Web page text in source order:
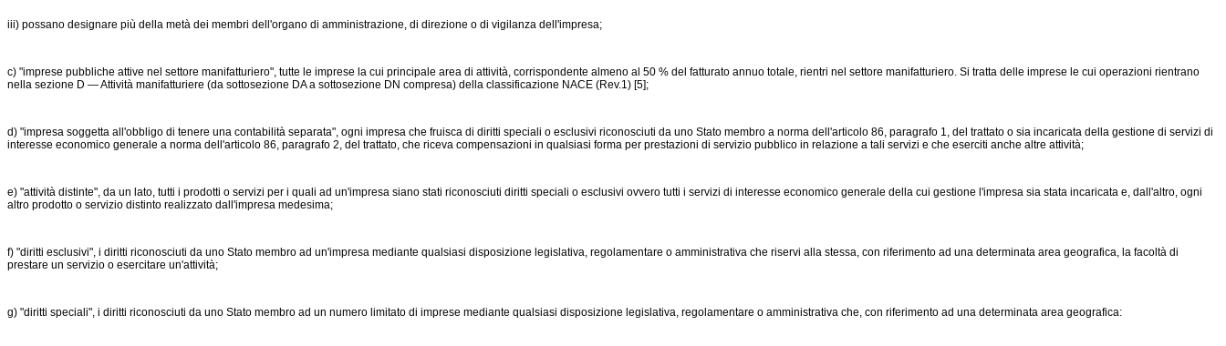
iii) possano designare più della metà dei membri dell'organo di amministrazione, di direzione o di vigilanza dell'impresa;
c) "imprese pubbliche attive nel settore manifatturiero", tutte le imprese la cui principale area di attività, corrispondente almeno al 50 % del fatturato annuo totale, rientri nel settore manifatturiero. Si tratta delle imprese le cui operazioni rientrano
nella sezione D — Attività manifatturiere (da sottosezione DA a sottosezione DN compresa) della classificazione NACE (Rev.1) [5];
d) "impresa soggetta all'obbligo di tenere una contabilità separata", ogni impresa che fruisca di diritti speciali o esclusivi riconosciuti da uno Stato membro a norma dell'articolo 86, paragrafo 1, del trattato o sia incaricata della gestione di servizi di
interesse economico generale a norma dell'articolo 86, paragrafo 2, del trattato, che riceva compensazioni in qualsiasi forma per prestazioni di servizio pubblico in relazione a tali servizi e che eserciti anche altre attività;
e) "attività distinte", da un lato, tutti i prodotti o servizi per i quali ad un'impresa siano stati riconosciuti diritti speciali o esclusivi ovvero tutti i servizi di interesse economico generale della cui gestione l'impresa sia stata incaricata e, dall'altro, ogni
altro prodotto o servizio distinto realizzato dall'impresa medesima;
f) "diritti esclusivi", i diritti riconosciuti da uno Stato membro ad un'impresa mediante qualsiasi disposizione legislativa, regolamentare o amministrativa che riservi alla stessa, con riferimento ad una determinata area geografica, la facoltà di
prestare un servizio o esercitare un'attività;
g) "diritti speciali", i diritti riconosciuti da uno Stato membro ad un numero limitato di imprese mediante qualsiasi disposizione legislativa, regolamentare o amministrativa che, con riferimento ad una determinata area geografica: